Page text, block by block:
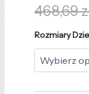
468,69
Rozmiary
Podstawowej
2025-
26
+Krótkie
Spodenk